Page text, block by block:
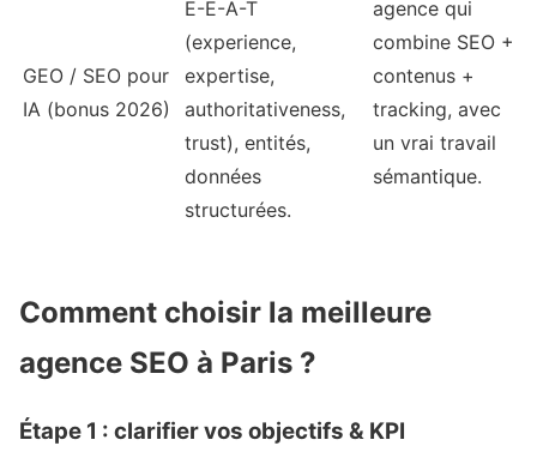
GEO / SEO pour
IA (bonus 2026)
E-E-A-T
(experience,
expertise,
authoritativeness,
trust), entités,
données
structurées.
agence qui
combine SEO +
contenus +
tracking, avec
un vrai travail
sémantique.
Comment choisir la meilleure
agence SEO à Paris ?
Étape 1 : clarifier vos objectifs & KPI